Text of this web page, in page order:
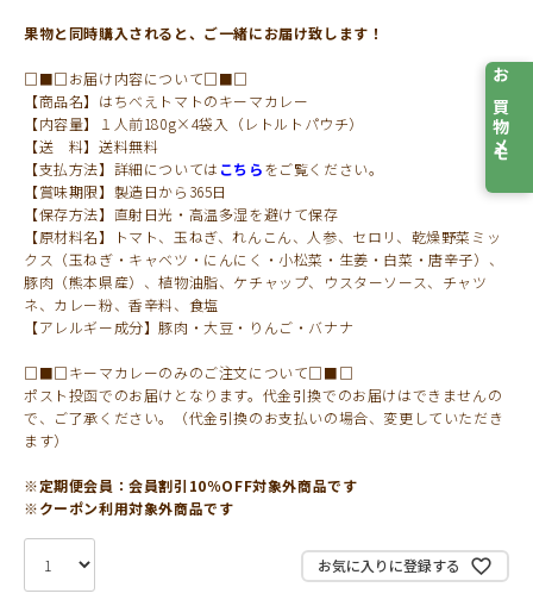
果物と同時購入されると、ご一緒にお届け致します！
□■□お届け内容について□■□
【商品名】はちべえトマトのキーマカレー
【内容量】１人前180g×4袋入（レトルトパウチ）
【送 料】送料無料
【支払方法】詳細については こちらをご覧ください。
【賞味期限】製造日から365日
【保存方法】直射日光・高温多湿を避けて保存
【原材料名】トマト、玉ねぎ、れんこん、人参、セロリ、乾燥野菜ミッ
クス（玉ねぎ・キャベツ・にんにく・小松菜・生姜・白菜・唐辛子）、
豚肉（熊本県産）、植物油脂、ケチャップ、ウスターソース、チャツ
ネ、カレー粉、香辛料、食塩
【アレルギー成分】豚肉・大豆・りんご・バナナ
□■□キーマカレーのみのご注文について□■□
ポスト投函でのお届けとなります。代金引換でのお届けはできませんの
で、ご了承ください。（代金引換のお支払いの場合、変更していただき
ます）
※定期便会員：会員割引10％OFF対象外商品です
※クーポン利用対象外商品です
お気に入りに登録する
お買物メモ